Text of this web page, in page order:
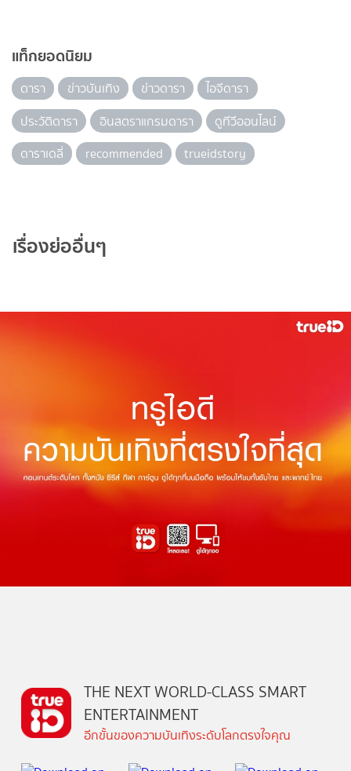
แท็กยอดนิยม
ดารา ข่าวบันเทิง ข่าวดารา
ไอจีดารา
ประวัติดารา
อินสตราแกรมดารา
ดูทีวีออนไลน์
ดาราเดลี่
recommended trueidstory
เรื่องย่ออื่นๆ
THE NEXT WORLD-CLASS SMART
ENTERTAINMENT
อีกขั้นของความบันเทิงระดับโลกตรงใจคุณ